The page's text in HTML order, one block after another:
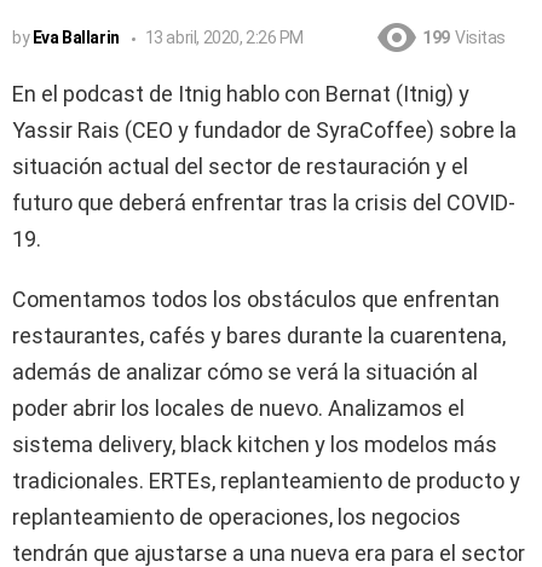
by Eva Ballarin 13 abril, 2020, 2:26 PM 199 Visitas
En el podcast de Itnig hablo con Bernat (Itnig) y
Yassir Rais (CEO y fundador de SyraCoffee) sobre la
situación actual del sector de restauración y el
futuro que deberá enfrentar tras la crisis del COVID-
19.
Comentamos todos los obstáculos que enfrentan
restaurantes, cafés y bares durante la cuarentena,
además de analizar cómo se verá la situación al
poder abrir los locales de nuevo. Analizamos el
sistema delivery, black kitchen y los modelos más
tradicionales. ERTEs, replanteamiento de producto y
replanteamiento de operaciones, los negocios
tendrán que ajustarse a una nueva era para el sector